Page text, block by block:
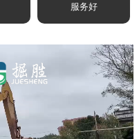
服务好